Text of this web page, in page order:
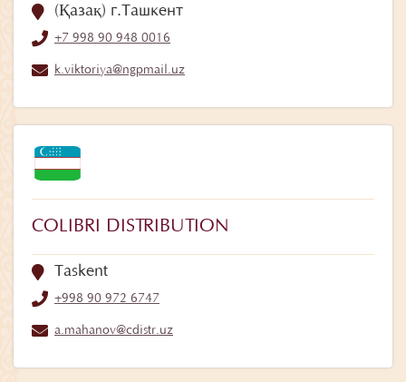
(Қазақ) г.Ташкент
+7 998 90 948 0016
k.viktoriya@ngpmail.uz
COLIBRI DISTRIBUTION
Taskent
+998 90 972 6747
a.mahanov@cdistr.uz